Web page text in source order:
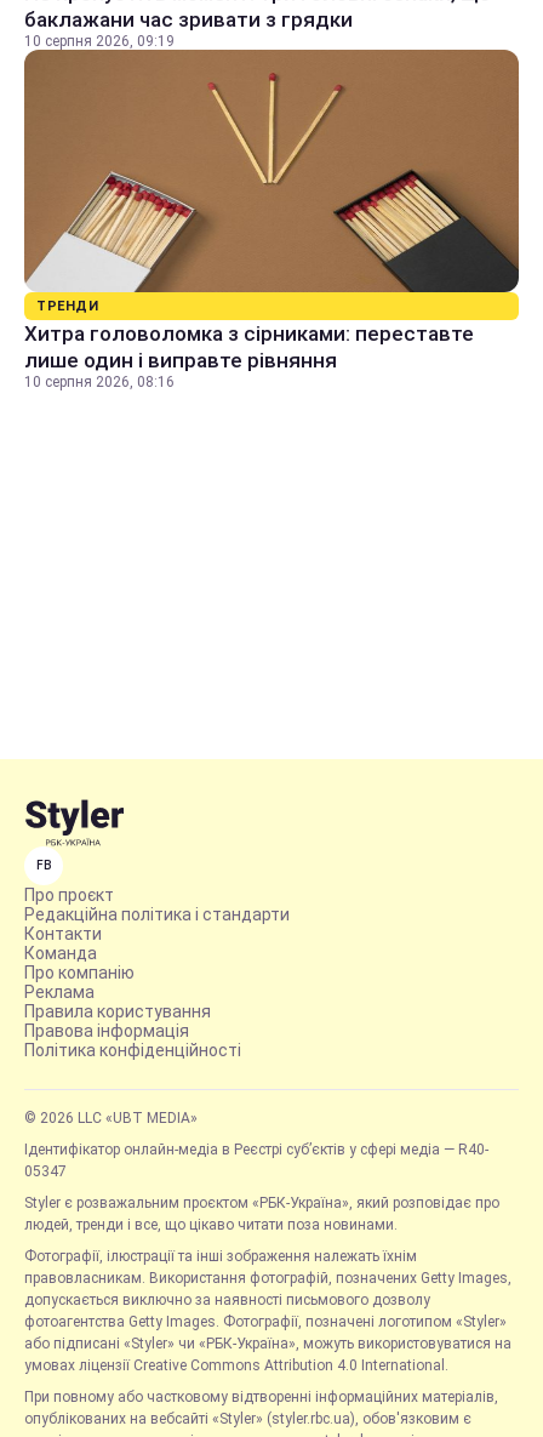
баклажани час зривати з грядки
10 серпня 2026, 09:19
ТРЕНДИ
Хитра головоломка з сірниками: переставте
лише один і виправте рівняння
10 серпня 2026, 08:16
FB
Про проєкт
Редакційна політика і стандарти
Контакти
Команда
Про компанію
Реклама
Правила користування
Правова інформація
Політика конфіденційності
© 2026 LLC «UBT MEDIA»
Ідентифікатор онлайн-медіа в Реєстрі суб’єктів у сфері медіа — R40-
05347
Styler є розважальним проєктом «РБК-Україна», який розповідає про
людей, тренди і все, що цікаво читати поза новинами.
Фотографії, ілюстрації та інші зображення належать їхнім
правовласникам. Використання фотографій, позначених Getty Images,
допускається виключно за наявності письмового дозволу
фотоагентства Getty Images. Фотографії, позначені логотипом «Styler»
або підписані «Styler» чи «РБК-Україна», можуть використовуватися на
умовах ліцензії Creative Commons Attribution 4.0 International.
При повному або частковому відтворенні інформаційних матеріалів,
опублікованих на вебсайті «Styler» (styler.rbc.ua), обов'язковим є